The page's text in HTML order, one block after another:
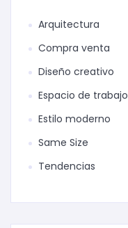
Arquitectura
Compra venta
Diseño creativo
Espacio de trabajo
Estilo moderno
Same Size
Tendencias